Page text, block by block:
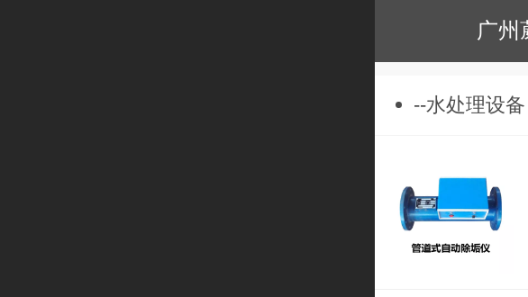
--水处理设备